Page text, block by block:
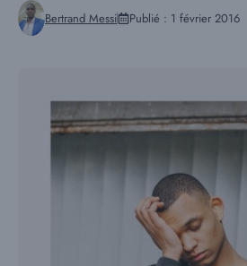
Bertrand Messi Publié : 1 février 2016